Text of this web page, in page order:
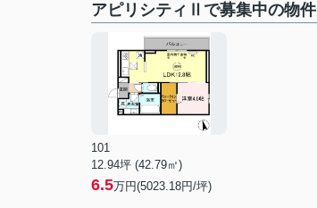
アピリシティⅡで募集中の物件
101
12.94坪 (42.79㎡)
6.5万円(5023.18円/坪)